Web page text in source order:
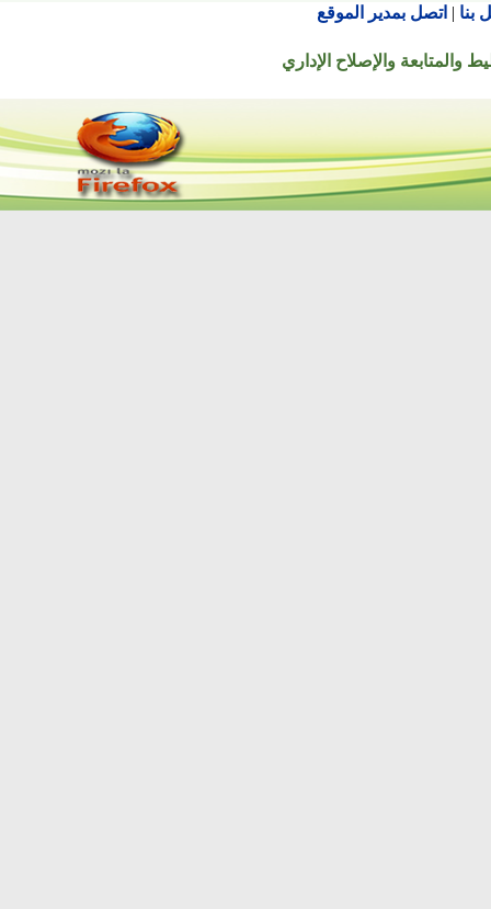
| اتصل بمدير الموقع
والإصلاح الإداري